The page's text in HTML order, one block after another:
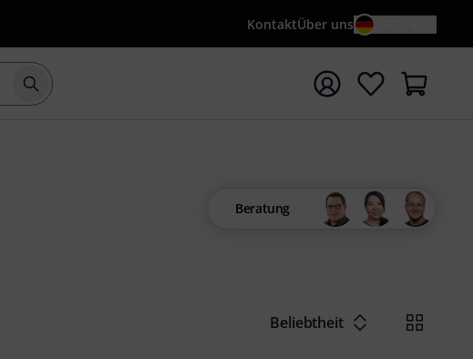
KontaktÜber uns
Suche mit Suchwort {searchTerm} starten
Beratung
Beliebtheit